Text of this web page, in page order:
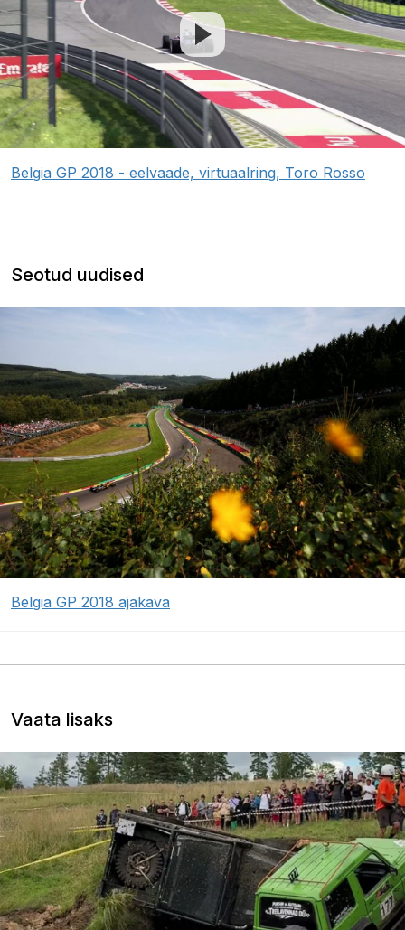
Belgia GP 2018 - eelvaade, virtuaalring, Toro Rosso
Seotud uudised
Belgia GP 2018 ajakava
Vaata lisaks